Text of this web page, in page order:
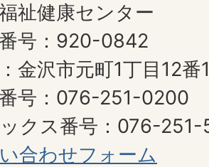
祉健康センター
号：920-0842
金沢市元町1丁目12番
号：076-251-0200
クス番号：076-
合わせフォーム